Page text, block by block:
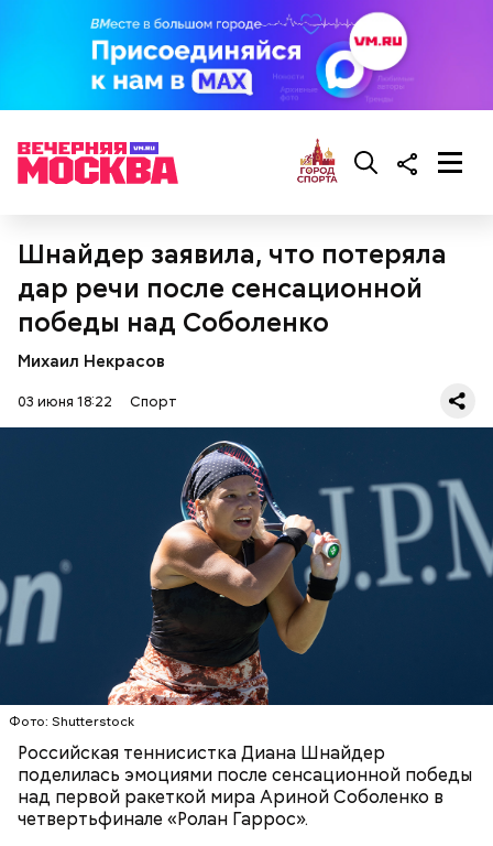
Шнайдер заявила, что потеряла
дар речи после сенсационной
победы над Соболенко
Михаил Некрасов
03 июня 18:22 Спорт
Фото: Shutterstock
Российская теннисистка Диана Шнайдер
поделилась эмоциями после сенсационной победы
над первой ракеткой мира Ариной Соболенко в
четвертьфинале «Ролан Гаррос».
Начало матчей указано по московскому времени:
11 июня